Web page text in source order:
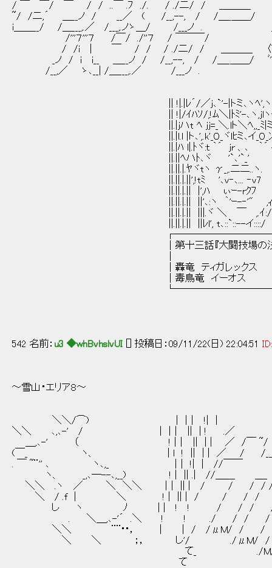
/ ￣ ￣/ ￣ / / ..￣ .ﾌ ./. / ./二/ / ＿＿＿_
~/ /二,´ ＿__ノ / __／ ( /
i＿＿__/ /＿___,.／ /___,.ノゝ＿/ /___
/'''７'''７ /￣/ ./''７ / ￣￣￣/ ヽ
/ /i | ￣ / / / ./二/ / ＿＿＿_ 〈＾ 、
_ノ / i i__ ＿__ノ / /__,--, / /＿_＿＿/ ﾞ'ﾞﾞﾞl, .ﾞ
/__,／ ゝ､__| /＿___,.／ /___ノ . ﾞl, .
|| !|.|ﾚ´/／ｊ､`'-|トミ､ヽﾍ',ヽヽ
|| !|/ｲﾊｿ/,!ﾑ＼|ﾄﾐ'-､ヽ,ｊlヽt ヽ
||.|ｊハt ﾍ jj=_＼.lト＼ﾍ,,_ﾐ|ミ !ハ
||.|l.l |ト､',.k'_０_ヾlﾋミ､イ_０_ﾝ`ｊ､｝
||.|ﾊ l|.ﾄヾ:ｔ ｀´ jr 、､ ｀´ ｲﾊ
||.||ﾍハﾄ､ヾ '`､'`_' ﾊ|∨
||.||.|.ﾔヾtヽ γ_,.二二..ヽ. jjﾘ
||.||.|.||',!tﾐ '､v‐､... ‐v7 !',ｲﾘ
||.||.|.|| |',ﾊ ぃｰ-rｸﾌ ./ｊﾊj
||.||.|.|| ||'､:ヽ ｀'ｰ-‐'" ,ｨi/ j.
||.||.|.|| |||.ヾ ＼ ￣ ,.ｲ:/ ,ハ
||.||.|.|| ||ﾚl', t､::`::--イ::::/ l>y
│第十三話『大闘技場の決
│轟竜 ティガレック
│毒鳥竜 イーオス 登
542 名前： u3 ◆whBvhslvUI [] 投稿日：09/11/22(日) 22:04:51 ID:
～雪山・エリア８～
＼＼/⌒) | |｜ !| |
＼＼ ､,､-' / | |｜ || | ! .／
＿,､-' （ ! |｜ || | | ／ /￣ ~/ ＿
(￣_ ヽ、 | l ! || | | ／ / /_
. ￣ ~¨'' ､ ヽ､,_ |｜ !| | //￣
ヽ、 _,､―--､,__) ! | || .| //＿＿
＼＼ .ヽ ／ ＼ ＼＼ |｜ || | / / / / /._
＼ / .f | ＼ ! | || | / / / /
し ヽ ﾉ | | ! ! / / /
. ＼＿,､-'´ .＼ ! ! ./ / / /
＼＼ ¨¨･･， | | / /μM/ / / ＿
＼ ＼ ；， し'/ ./μM/ /
て_ ./M//
て /